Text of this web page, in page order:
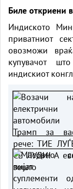
Биле откриени
Индиското
приватниот
овозможи
купувачот
индискиот